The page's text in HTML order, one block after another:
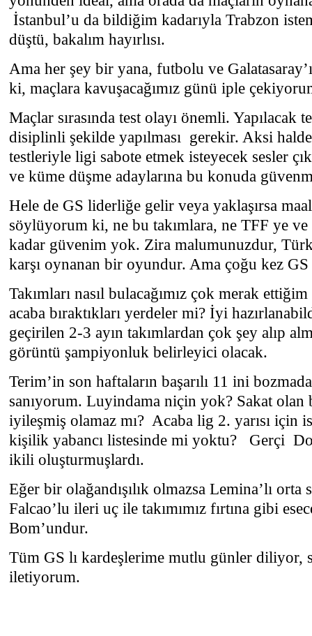
İstanbul’u da bildiğim kadarıyla Trabzon
düştü, bakalım hayırlısı.
Ama her şey bir yana, futbolu ve
ki, maçlara kavuşacağımız günü iple
Maçlar sırasında test olayı önemli. Yapılacak
disiplinli şekilde yapılması gerekir. Aksi
testleriyle ligi sabote etmek isteyecek sesler
ve küme düşme adaylarına bu konuda
Hele de GS liderliğe gelir veya yaklaşırsa
söylüyorum ki, ne bu takımlara, ne TFF ye
kadar güvenim yok. Zira malumunuzdur,
karşı oynanan bir oyundur. Ama çoğu kez
Takımları nasıl bulacağımız çok merak
acaba bıraktıkları yerdeler mi? İyi
geçirilen 2-3 ayın takımlardan çok şey alıp
görüntü şampiyonluk belirleyici olacak.
Terim’in son haftaların başarılı 11 ini
sanıyorum. Luyindama niçin yok? Sakat
iyileşmiş olamaz mı? Acaba lig 2. yarısı için
kişilik yabancı listesinde mi yoktu?
Gerçi
ikili oluşturmuşlardı.
Eğer bir olağandışılık olmazsa Lemina’lı
Falcao’lu ileri uç ile takımımız fırtına gibi
Bom’undur.
Tüm GS lı kardeşlerime mutlu günler diliyor,
iletiyorum.